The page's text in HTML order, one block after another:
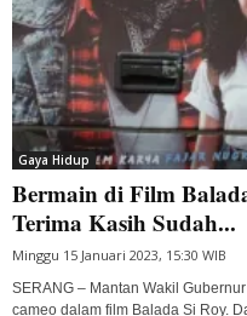
Gaya Hidup
Bermain di Film
Terima Kasih Sudah...
Minggu 15 Januari 2023, 15:30 WIB
SERANG – Mantan Wakil
cameo dalam film Balada Si Roy.